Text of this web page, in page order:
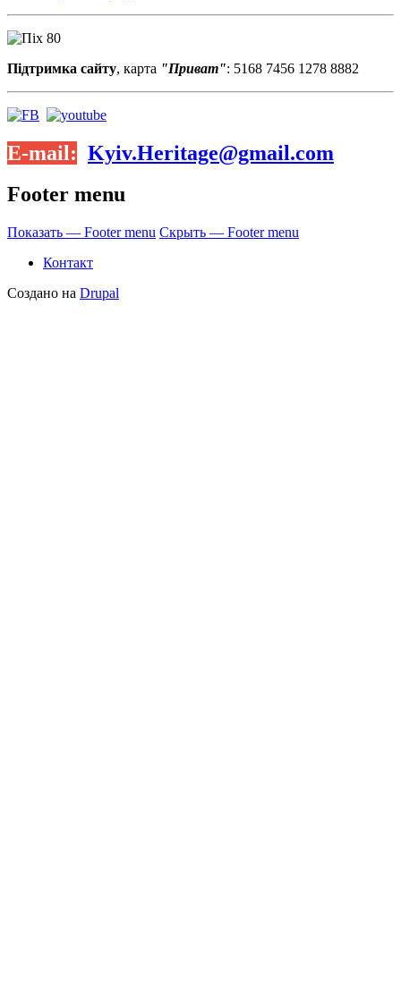
Підтримка сайту, карта "Приват": 5168 7456 1278 8882
E-mail: Kyiv.Heritage@gmail.com
Footer menu
Показать — Footer menu Скрыть — Footer menu
Контакт
Создано на Drupal